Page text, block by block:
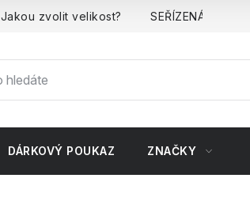
Jakou zvolit velikost? SEŘÍZENÁ kola
DÁRKOVÝ POUKAZ ZNAČKY